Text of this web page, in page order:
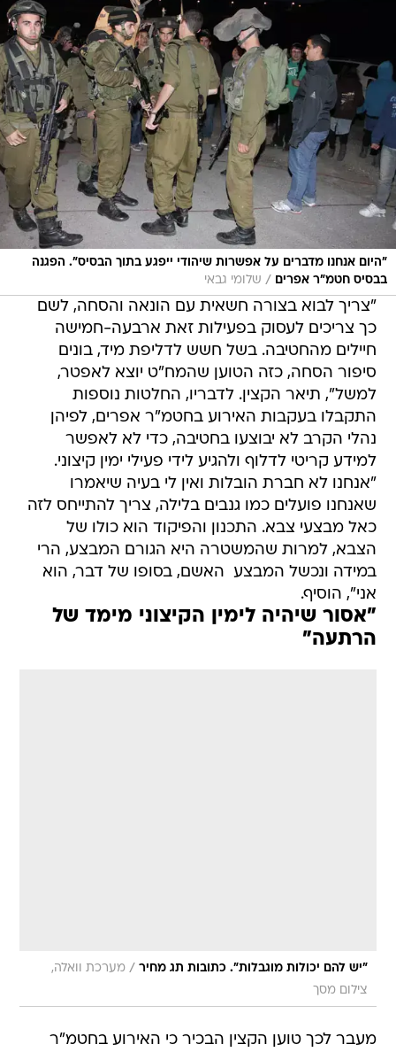
"היום אנחנו מדברים על אפשרות שיהודי ייפגע בתוך הבסיס". הפגנה
בבסיס חטמ"ר אפרים
/ שלומי גבאי
"צריך לבוא בצורה חשאית עם הונאה והסחה, לשם
כך צריכים לעסוק בפעילות זאת ארבעה-חמישה
חיילים מהחטיבה. בשל חשש לדליפת מיד, בונים
סיפור הסחה, כזה הטוען שהמח"ט יוצא לאפטר,
למשל", תיאר הקצין. לדבריו, החלטות נוספות
התקבלו בעקבות האירוע בחטמ"ר אפרים, לפיהן
נהלי הקרב לא יבוצעו בחטיבה, כדי לא לאפשר
למידע קריטי לדלוף ולהגיע לידי פעילי ימין קיצוני.
"אנחנו לא חברת הובלות ואין לי בעיה שיאמרו
שאנחנו פועלים כמו גנבים בלילה, צריך להתייחס לזה
כאל מבצעי צבא. התכנון והפיקוד הוא כולו של
הצבא, למרות שהמשטרה היא הגורם המבצע, הרי
במידה ונכשל המבצע  האשם, בסופו של דבר, הוא
אני", הוסיף.
"אסור שיהיה לימין הקיצוני מימד של
הרתעה"
"יש להם יכולות מוגבלות". כתובות תג מחיר / מערכת וואלה,
צילום מסך
מעבר לכך טוען הקצין הבכיר כי האירוע בחטמ"ר